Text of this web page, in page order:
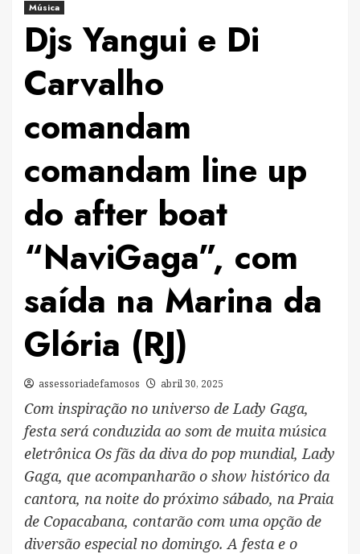
Música
Djs Yangui e Di
Carvalho
comandam
comandam line up
do after boat
“NaviGaga”, com
saída na Marina da
Glória (RJ)
assessoriadefamosos abril 30, 2025
Com inspiração no universo de Lady Gaga,
festa será conduzida ao som de muita música
eletrônica Os fãs da diva do pop mundial, Lady
Gaga, que acompanharão o show histórico da
cantora, na noite do próximo sábado, na Praia
de Copacabana, contarão com uma opção de
diversão especial no domingo. A festa e o